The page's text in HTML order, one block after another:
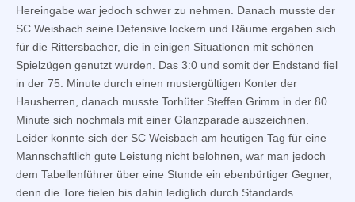
Hereingabe war jedoch schwer zu nehmen. Danach musste der
SC Weisbach seine Defensive lockern und Räume ergaben sich
für die Rittersbacher, die in einigen Situationen mit schönen
Spielzügen genutzt wurden. Das 3:0 und somit der Endstand fiel
in der 75. Minute durch einen mustergültigen Konter der
Hausherren, danach musste Torhüter Steffen Grimm in der 80.
Minute sich nochmals mit einer Glanzparade auszeichnen.
Leider konnte sich der SC Weisbach am heutigen Tag für eine
Mannschaftlich gute Leistung nicht belohnen, war man jedoch
dem Tabellenführer über eine Stunde ein ebenbürtiger Gegner,
denn die Tore fielen bis dahin lediglich durch Standards.